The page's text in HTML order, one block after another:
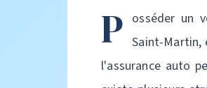
P osséder un
Saint-Martin,
l'assurance auto